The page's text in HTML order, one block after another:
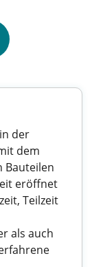
der
dem
Bauteilen
eröffnet
Teilzeit
als auch